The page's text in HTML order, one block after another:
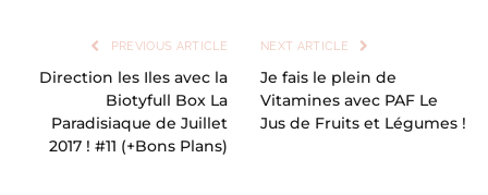
PREVIOUS ARTICLE
Direction les Iles avec la
Biotyfull Box La
Paradisiaque de Juillet
2017 ! #11 (+Bons Plans)
NEXT ARTICLE
Je fais le plein de
Vitamines avec PAF Le
Jus de Fruits et Légumes !